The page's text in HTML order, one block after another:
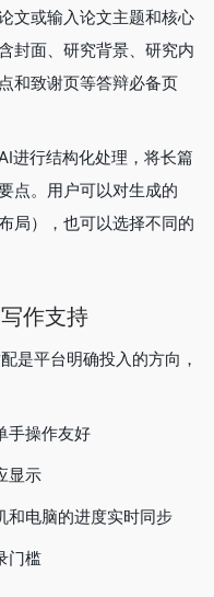
文或输入论文主题和核心
封面、研究背景、研究内
和致谢页等答辩必备页
进行结构化处理，将长篇
点。用户可以对生成的
局），也可以选择不同的
作支持
是平台明确投入的方向，
手操作友好
显示
和电脑的进度实时同步
门槛